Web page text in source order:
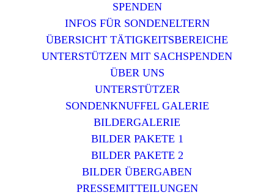
SPENDEN
INFOS FÜR SONDENELTERN
ÜBERSICHT TÄTIGKEITSBEREICHE
UNTERSTÜTZEN MIT SACHSPENDEN
ÜBER UNS
UNTERSTÜTZER
SONDENKNUFFEL GALERIE
BILDERGALERIE
BILDER PAKETE 1
BILDER PAKETE 2
BILDER ÜBERGABEN
PRESSEMITTEILUNGEN